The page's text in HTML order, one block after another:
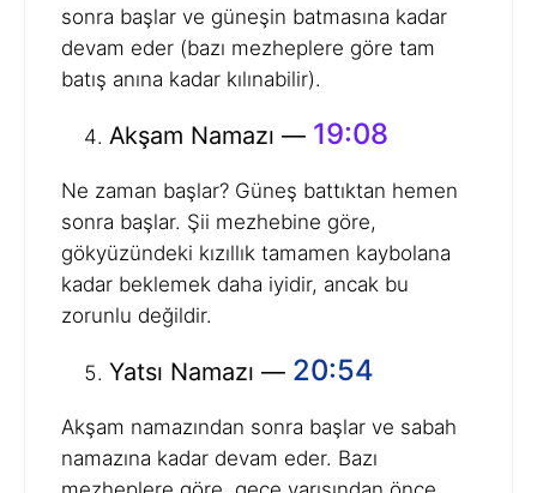
sonra başlar ve güneşin batmasına kadar
devam eder (bazı mezheplere göre tam
batış anına kadar kılınabilir).
Akşam Namazı — 19:08
Ne zaman başlar? Güneş battıktan hemen
sonra başlar. Şii mezhebine göre,
gökyüzündeki kızıllık tamamen kaybolana
kadar beklemek daha iyidir, ancak bu
zorunlu değildir.
Yatsı Namazı — 20:54
Akşam namazından sonra başlar ve sabah
namazına kadar devam eder. Bazı